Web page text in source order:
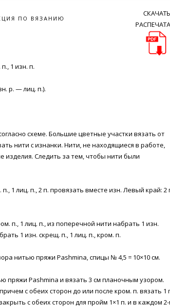
ПО ВЯЗАНИЮ
СКАЧАТЬ
1 изн. п.
р. — лиц. п.).
схеме. Большие цветные участки вязать от
нити с изнанки. Нити, не находящиеся в работе,
изделия. Следить за тем, чтобы нити были
1 лиц. п., 2 п. провязать вместе изн. Левый край: 2
п., 1 лиц. п., из поперечной нити набрать 1 изн.
1 изн. скрещ. п., 1 лиц. п., кром. п.
нитью пряжи Pashmina, спицы № 4,5 = 10×10 см.
пряжи Pashmina и вязать 3 см планочным узором.
с обеих сторон до или после кром. п. вязать 1
с обеих сторон для пройм 1×1 п. и в каждом